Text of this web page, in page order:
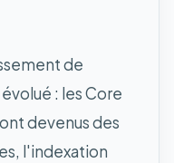
de
: les Core
devenus des
l'indexation